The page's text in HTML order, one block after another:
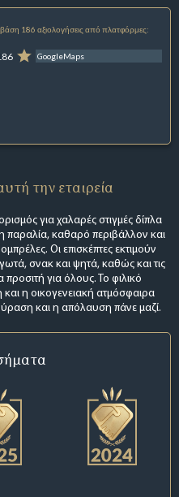
186 αξιολογήσεις από πλατφόρμες:
GoogleMaps
την εταιρεία
για χαλαρές στιγμές δίπλα
καθαρό περιβάλλον και
Οι επισκέπτες εκτιμούν
σνακ και ψητά, καθώς και τις
προσιτή για όλους. Το φιλικό
η οικογενειακή ατμόσφαιρα
και η απόλαυση πάνε μαζί.